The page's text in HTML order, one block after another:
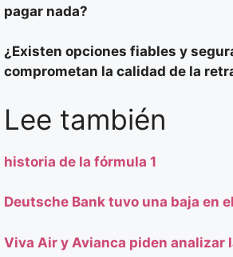
pagar nada?
¿Existen opciones fiables y
comprometan la calidad de la
Lee también
historia de la fórmula 1
Deutsche Bank tuvo una baja en el
Viva Air y Avianca piden analizar